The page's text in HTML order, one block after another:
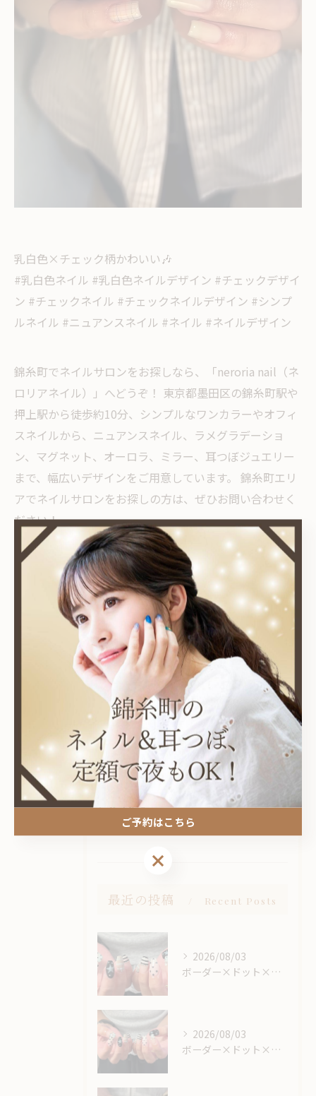
乳白色×チェック柄かわいい🎶
#乳白色ネイル #乳白色ネイルデザイン #チェックデザイ
ン #チェックネイル #チェックネイルデザイン #シンプ
ルネイル #ニュアンスネイル #ネイル #ネイルデザイン
錦糸町でネイルサロンをお探しなら、「neroria nail（ネ
ロリアネイル）」へどうぞ！ 東京都墨田区の錦糸町駅や
押上駅から徒歩約10分、シンプルなワンカラーやオフィ
スネイルから、ニュアンスネイル、ラメグラデーショ
ン、マグネット、オーロラ、ミラー、耳つぼジュエリー
まで、幅広いデザインをご用意しています。 錦糸町エリ
アでネイルサロンをお探しの方は、ぜひお問い合わせく
ださい！
< 前のページ 一覧に戻る 次のページ >
カテゴリー Categories
全てのカテゴリー
耳つぼ
プライベートサロン
ニュアンス
オフィス
シンプル
最近の投稿 Recent Posts
2026/08/03
ボーダー×ドット×星🕺🏼🌟
2026/08/03
ボーダー×ドット×星🕺🏼🌟
ご予約はこちら
ご予約はこちら